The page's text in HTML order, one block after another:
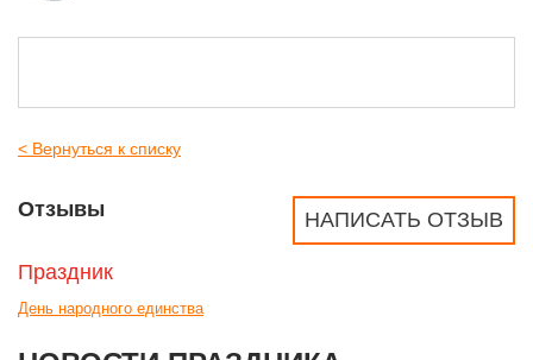
< Вернуться к списку
НАПИСАТЬ ОТЗЫВ
Отзывы
Праздник
День народного единства